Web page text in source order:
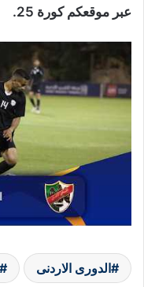
عبر موقعكم كورة 25.
الدورى الاردنى